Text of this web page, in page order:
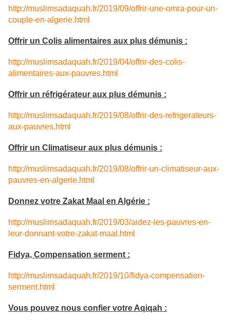
http://muslimsadaquah.fr/2019/09/offrir-une-omra-pour-un-
couple-en-algerie.html
Offrir un Colis alimentaires aux plus démunis :
http://muslimsadaquah.fr/2019/04/offrir-des-colis-
alimentaires-aux-pauvres.html
Offrir un réfrigérateur aux plus démunis :
http://muslimsadaquah.fr/2019/08/offrir-des-refrigerateurs-
aux-pauvres.html
Offrir un Climatiseur aux plus démunis :
http://muslimsadaquah.fr/2019/08/offrir-un-climatiseur-aux-
pauvres-en-algerie.html
Donnez votre Zakat Maal en Algérie :
http://muslimsadaquah.fr/2019/03/aidez-les-pauvres-en-
leur-donnant-votre-zakat-maal.html
Fidya, Compensation serment :
http://muslimsadaquah.fr/2019/10/fidya-compensation-
serment.html
Vous pouvez nous confier votre Aqiqah :